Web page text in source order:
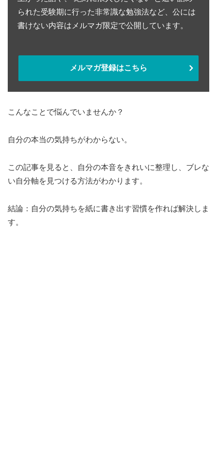
られた受験期に行った非常識な勉強法など、公には
書けない内容はメルマガ限定で公開しています。
メルマガ登録はこちら
こんなことで悩んでいませんか？
自分の本当の気持ちがわからない。
この記事を見ると、自分の本音をきれいに整理し、ブレな
い自分軸を見つける方法がわかります。
結論：自分の気持ちを紙に書き出す習慣を作れば解決しま
す。